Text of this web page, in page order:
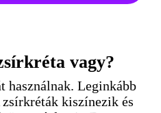
vagy?
használnak. Leginkább
kiszínezik és